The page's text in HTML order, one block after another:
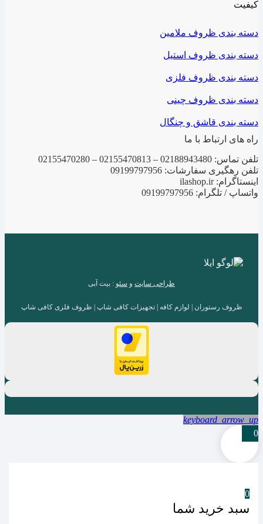
دسته بندی ظروف ملامین
دسته بندی ظروف استیل
دسته بندی ظروف فلزی
دسته بندی ظروف چینی
دسته بندی قاشق و چنگال
راه های ارتباط با ما
تلفن تماس: 02188943480 – 02155470813 – 02155470280
تلفن رهگیری سفارشات: 09199797956
اینستاگرام: ilashop.ir
واتساپ / تلگرام: 09199797956
طراحی سایت و سئو : بیت آبی
ظروف رستوران | لوازم کافه | تجهیزات کافی شاپ | ظروف فلزی کافی شاپ
keyboard_arrow_up
0
0
سبد خرید شما